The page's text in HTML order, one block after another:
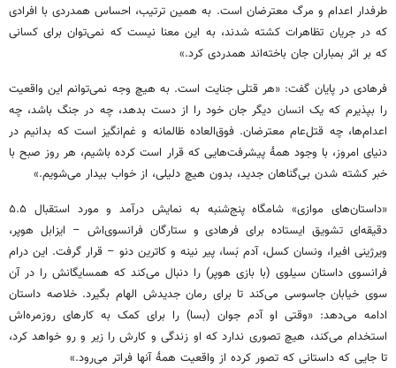
طرفدار اعدام و مرگ معترضان است. به همین ترتیب، احساس همدردی با افرادی
که در جریان تظاهرات کشته شدند، به این معنا نیست که نمی‌توان برای کسانی
که بر اثر بمباران جان باخته‌اند همدردی کرد.»
فرهادی در پایان گفت: «هر قتلی جنایت است. به هیچ وجه نمی‌توانم این واقعیت
را بپذیرم که یک انسان دیگر جان خود را از دست بدهد، چه در جنگ باشد، چه
اعدام‌ها، چه قتل‌عام معترضان. فوق‌العاده ظالمانه و غم‌انگیز است که بدانیم در
دنیای امروز، با وجود همۀ پیشرفت‌هایی که قرار است کرده باشیم، هر روز صبح با
خبر کشته شدن بی‌گناهان جدید، بدون هیچ دلیلی، از خواب بیدار می‌شویم.»
«داستان‌های موازی» شامگاه پنج‌شنبه به نمایش درآمد و مورد استقبال ۵.۵
دقیقه‌ای تشویق ایستاده برای فرهادی و ستارگان فرانسوی‌اش – ایزابل هوپر،
ویرژینی افیرا، ونسان کسل، آدم بَسا، پیر نینه و کاترین دنو – قرار گرفت. این درام
فرانسوی داستان سیلوی (با بازی هوپر) را دنبال می‌کند که همسایگانش را در آن
سوی خیابان جاسوسی می‌کند تا برای رمان جدیدش الهام بگیرد. خلاصه داستان
ادامه می‌دهد: «وقتی او آدم جوان (بسا) را برای کمک به کارهای روزمره‌اش
استخدام می‌کند، هیچ تصوری ندارد که او زندگی و کارش را زیر و رو خواهد کرد،
تا جایی که داستانی که تصور کرده از واقعیت همۀ آنها فراتر می‌رود.»